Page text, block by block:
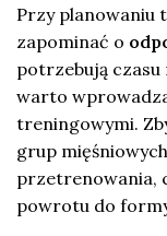
Przy planowaniu
zapominać o
potrzebują czasu
warto
treningowymi.
grup
przetrenowania,
powrotu do